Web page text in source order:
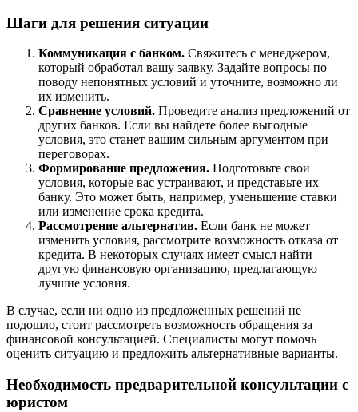
Шаги для решения ситуации
Коммуникация с банком. Свяжитесь с менеджером,
который обработал вашу заявку. Задайте вопросы по
поводу непонятных условий и уточните, возможно ли
их изменить.
Сравнение условий. Проведите анализ предложений от
других банков. Если вы найдете более выгодные
условия, это станет вашим сильным аргументом при
переговорах.
Формирование предложения. Подготовьте свои
условия, которые вас устраивают, и представьте их
банку. Это может быть, например, уменьшение ставки
или изменение срока кредита.
Рассмотрение альтернатив. Если банк не может
изменить условия, рассмотрите возможность отказа от
кредита. В некоторых случаях имеет смысл найти
другую финансовую организацию, предлагающую
лучшие условия.
В случае, если ни одно из предложенных решений не
подошло, стоит рассмотреть возможность обращения за
финансовой консультацией. Специалисты могут помочь
оценить ситуацию и предложить альтернативные варианты.
Необходимость предварительной консультации с
юристом